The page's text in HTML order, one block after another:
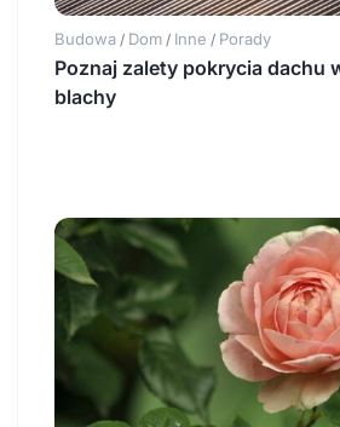
Budowa / Dom / Inne / Porady
Poznaj zalety pokrycia dachu
blachy